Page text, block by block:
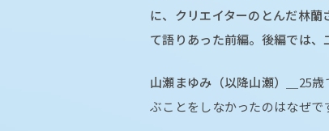
に、クリエイターのとんだ林
て語りあった前編。後編では、
山瀬まゆみ（以降山瀬）＿ 25
ぶことをしなかったのはなぜで